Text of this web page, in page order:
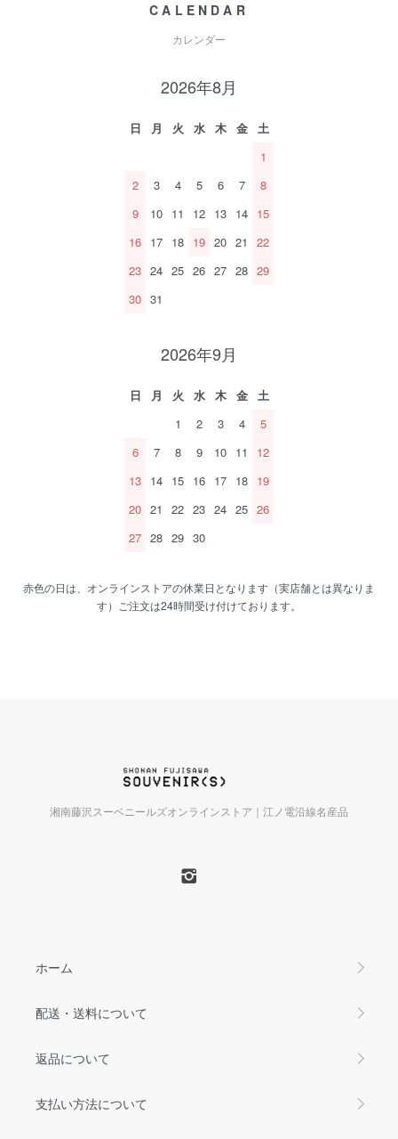
CALENDAR
カレンダー
2026年8月
日 月 火 水 木 金
土
1
2
3 4 5 6 7
8
9
10 11 12 13 14 15
16 17 18 19 20 21
22
23 24 25 26 27 28 29
30 31
2026年9月
日 月 火 水 木 金
土
1
2 3 4
5
6
7 8 9 10 11
12
13 14 15 16 17 18 19
20 21 22 23 24 25 26
27 28 29 30
赤色の日は、オンラインストアの休業日となります（実店舗とは異なりま
す）ご注文は24時間受け付けております。
湘南藤沢スーベニールズオンラインストア｜江ノ電沿線名産品
ホーム
配送・送料について
返品について
支払い方法について